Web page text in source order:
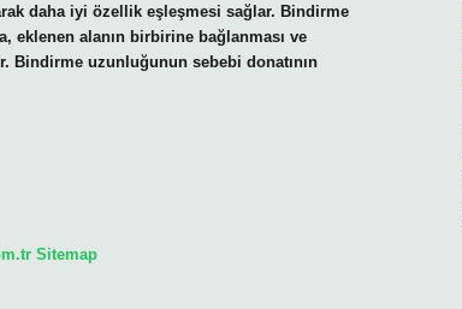
daha iyi özellik eşleşmesi sağlar. Bindirme
eklenen alanın birbirine bağlanması ve
Bindirme uzunluğunun sebebi donatının
Sitemap